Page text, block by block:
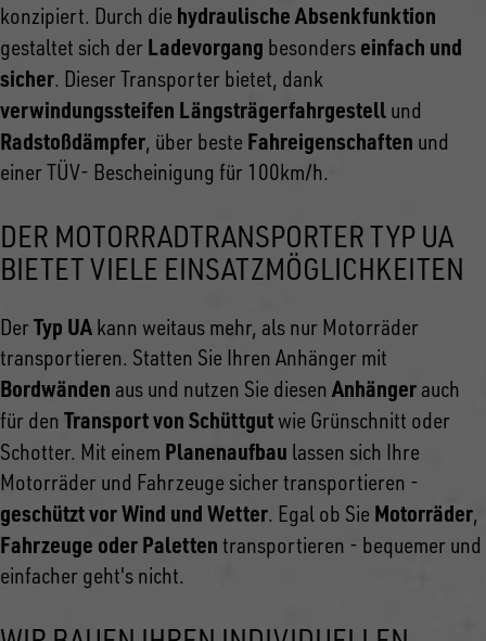
konzipiert. Durch die hydraulische Absenkfunktion
gestaltet sich der Ladevorgang besonders einfach und
sicher. Dieser Transporter bietet, dank
verwindungssteifen Längsträgerfahrgestell und
Radstoßdämpfer, über beste Fahreigenschaften und
einer TÜV- Bescheinigung für 100km/h.
DER MOTORRADTRANSPORTER TYP UA
BIETET VIELE EINSATZMÖGLICHKEITEN
Der Typ UA kann weitaus mehr, als nur Motorräder
transportieren. Statten Sie Ihren Anhänger mit
Bordwänden aus und nutzen Sie diesenAnhänger auch
für den Transport von Schüttgut wie Grünschnitt oder
Schotter. Mit einem Planenaufbau lassen sich Ihre
Motorräder und Fahrzeuge sicher transportieren -
geschützt vor Wind und Wetter. Egal ob Sie Motorräder,
Fahrzeuge oder Paletten transportieren - bequemer und
einfacher geht's nicht.